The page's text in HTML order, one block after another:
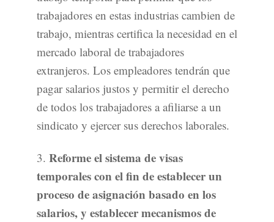
trabajadores en estas industrias cambien de
trabajo, mientras certifica la necesidad en el
mercado laboral de trabajadores
extranjeros. Los empleadores tendrán que
pagar salarios justos y permitir el derecho
de todos los trabajadores a afiliarse a un
sindicato y ejercer sus derechos laborales.
3. Reforme el sistema de visas
temporales con el fin de establecer un
proceso de asignación basado en los
salarios, y establecer mecanismos de